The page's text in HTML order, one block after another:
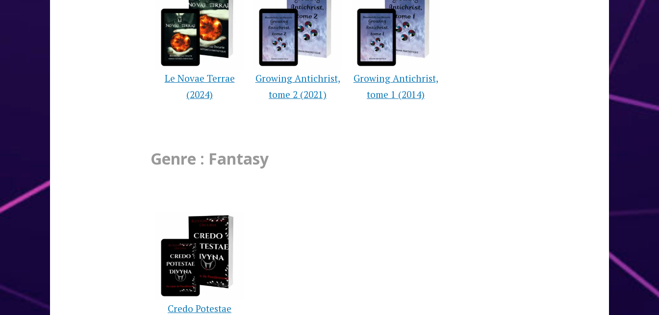
Le Novae Terrae
(2024)
Growing Antichrist,
tome 2 (2021)
Growing Antichrist,
tome 1 (2014)
Genre : Fantasy
Credo Potestae